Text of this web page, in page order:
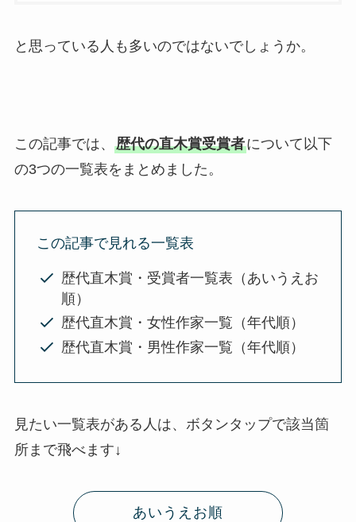
と思っている人も多いのではないでしょうか。
この記事では、 歴代の直木賞受賞者について以下
の3つの一覧表をまとめました。
この記事で見れる一覧表
歴代直木賞・受賞者一覧表（あいうえお
順）
歴代直木賞・女性作家一覧（年代順）
歴代直木賞・男性作家一覧（年代順）
見たい一覧表がある人は、ボタンタップで該当箇
所まで飛べます↓
あいうえお順